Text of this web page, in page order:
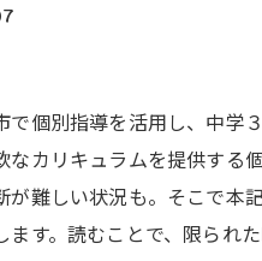
で個別指導を活用し、中学
なカリキュラムを提供する
が難しい状況も。そこで本
ます。読むことで、限られ